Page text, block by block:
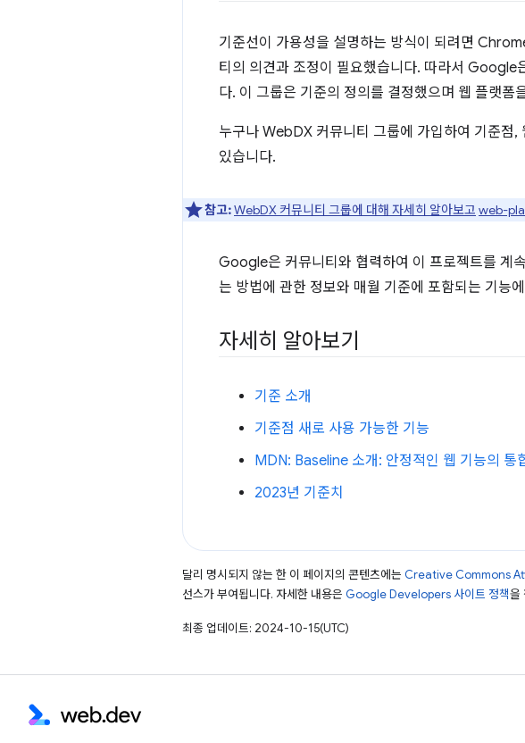
기준선이 가용성을 설명하는 방식이 되려면
티의 의견과 조정이 필요했습니다. 따라서 Google
다. 이 그룹은 기준의 정의를 결정했으며 웹 플랫
누구나 WebDX 커뮤니티 그룹에 가입하여 기준점
있습니다.
참고:WebDX 커뮤니티 그룹에 대해 자세히 알아보고 web-
Google은 커뮤니티와 협력하여 이 프로젝트를 계
는 방법에 관한 정보와 매월 기준에 포함되는 기능
자세히 알아보기
기준 소개
기준점 새로 사용 가능한 기능
MDN: Baseline 소개: 안정적인 웹 기능의 통
2023년 기준치
달리 명시되지 않는 한 이 페이지의 콘텐츠에는 Creative Commons
선스가 부여됩니다. 자세한 내용은 Google Developers 사이트 정책을
최종 업데이트: 2024-10-15(UTC)